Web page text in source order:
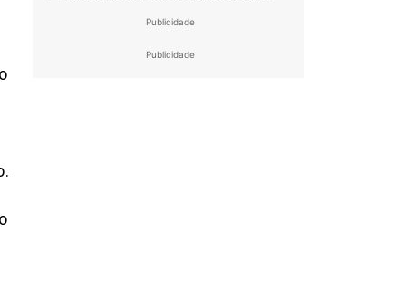
Publicidade
Publicidade